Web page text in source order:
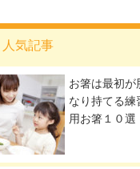
人気記事
お箸は最初が
なり持てる練
用お箸１０選